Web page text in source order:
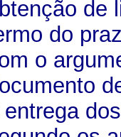
de
do
o
entrega